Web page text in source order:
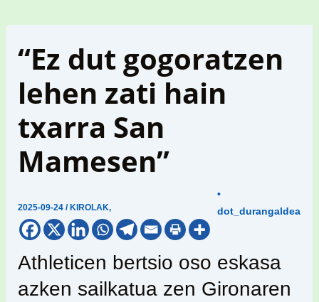
“Ez dut gogoratzen
lehen zati hain
txarra San
Mamesen”
2025-09-24/ KIROLAK,
•
dot_durangaldea
Athleticen bertsio oso eskasa
azken sailkatua zen Gironaren